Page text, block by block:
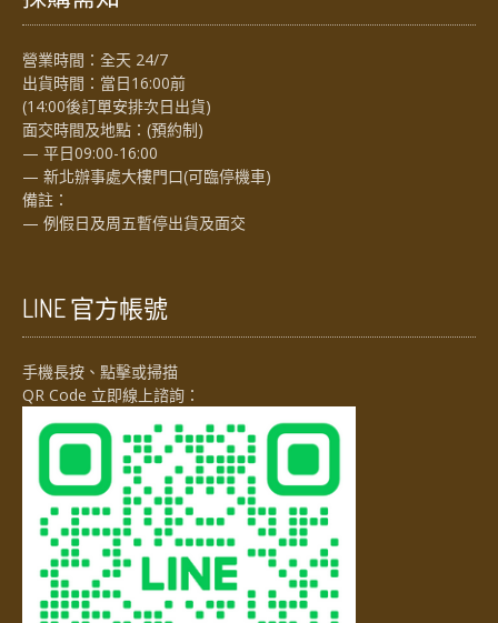
營業時間：全天 24/7
出貨時間：當日16:00前
(14:00後訂單安排次日出貨)
面交時間及地點：(預約制)
— 平日09:00-16:00
— 新北辦事處大樓門口(可臨停機車)
備註：
— 例假日及周五暫停出貨及面交
LINE 官方帳號
手機長按、點擊或掃描
QR Code 立即線上諮詢：